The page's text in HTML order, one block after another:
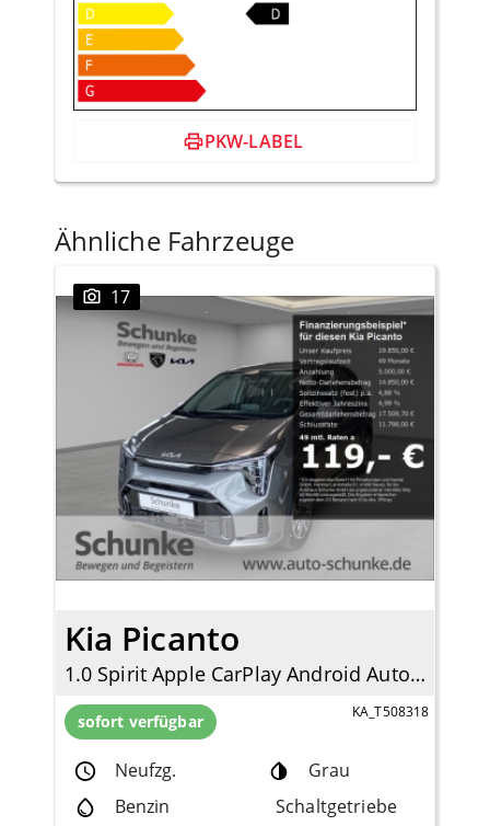
PKW-LABEL
Ähnliche Fahrzeuge
17
Kia Picanto
1.0 Spirit Apple CarPlay Android Auto Klimaautom DAB Rückfahrkam. Tel.-Vorb. Berganfahrass.
sofort verfügbar KA_T508318
Neufzg.
Grau
Benzin
Schaltgetriebe